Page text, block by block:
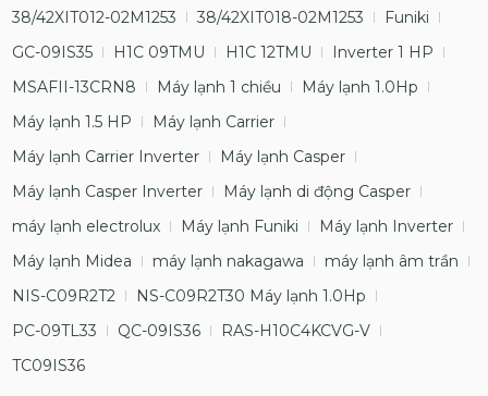
38/42XIT012-02M1253
38/42XIT018-02M1253
Funiki
GC-09IS35
H1C 09TMU H1C 12TMU
Inverter 1 HP
MSAFII-13CRN8
Máy lạnh 1 chiều
Máy lạnh 1.0Hp
Máy lạnh 1.5 HP
Máy lạnh Carrier
Máy lạnh Carrier Inverter
Máy lạnh Casper
Máy lạnh Casper Inverter
Máy lạnh di động Casper
máy lạnh electrolux
Máy lạnh Funiki
Máy lạnh Inverter
Máy lạnh Midea
máy lạnh nakagawa
máy lạnh âm trần
NIS-C09R2T2
NS-C09R2T30 Máy lạnh 1.0Hp
PC-09TL33
QC-09IS36
RAS-H10C4KCVG-V
TC09IS36